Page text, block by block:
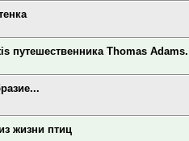
путешественника Thomas Adams.
жизни птиц